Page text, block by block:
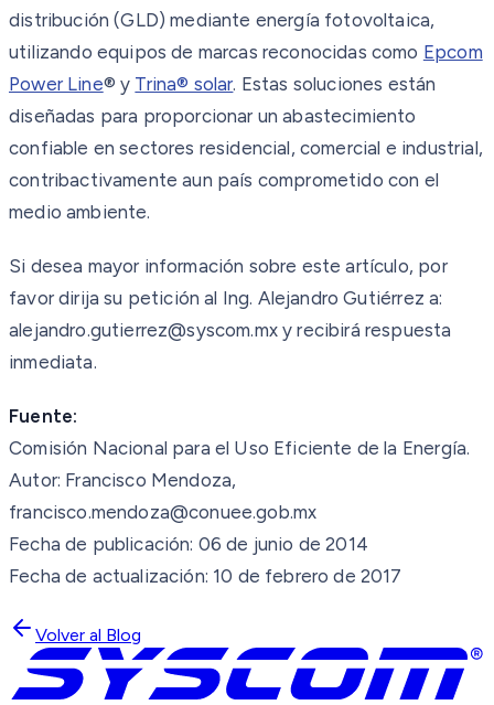
distribución (GLD) mediante energía fotovoltaica,
utilizando equipos de marcas reconocidas como Epcom
Power Line® y Trina® solar. Estas soluciones están
diseñadas para proporcionar un abastecimiento
confiable en sectores residencial, comercial e industrial,
contribactivamente aun país comprometido con el
medio ambiente.
Si desea mayor información sobre este artículo, por
favor dirija su petición al Ing. Alejandro Gutiérrez a:
alejandro.gutierrez@syscom.mx y recibirá respuesta
inmediata.
Fuente:
Comisión Nacional para el Uso Eficiente de la Energía.
Autor: Francisco Mendoza,
francisco.mendoza@conuee.gob.mx
Fecha de publicación: 06 de junio de 2014
Fecha de actualización: 10 de febrero de 2017
Volver al Blog